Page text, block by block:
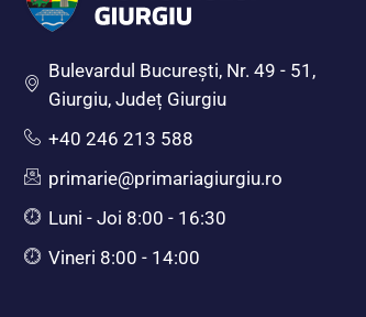
Bulevardul Bucureşti, Nr. 49 - 51,
Giurgiu, Județ Giurgiu
+40 246 213 588
primarie@primariagiurgiu.ro
Luni - Joi 8:00 - 16:30
Vineri 8:00 - 14:00